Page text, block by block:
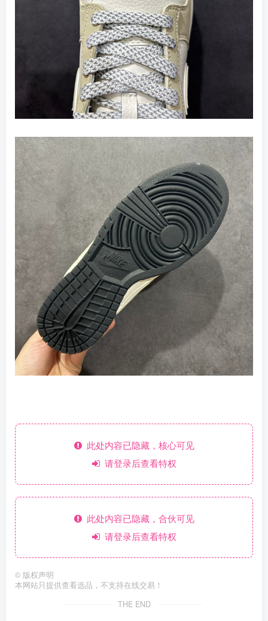
此处内容已隐藏，核心可见
请登录后查看特权
此处内容已隐藏，合伙可见
请登录后查看特权
© 版权声明
本网站只提供查看选品，不支持在线交易！
THE END